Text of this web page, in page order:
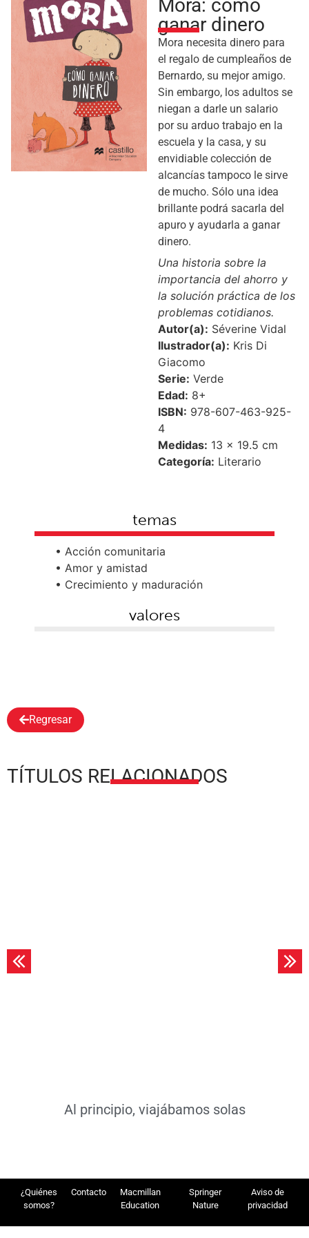
Mora: cómo
ganar dinero
Mora necesita dinero para
el regalo de cumpleaños de
Bernardo, su mejor amigo.
Sin embargo, los adultos se
niegan a darle un salario
por su arduo trabajo en la
escuela y la casa, y su
envidiable colección de
alcancías tampoco le sirve
de mucho. Sólo una idea
brillante podrá sacarla del
apuro y ayudarla a ganar
dinero.
Una historia sobre la
importancia del ahorro y
la solución práctica de los
problemas cotidianos.
Autor(a): Séverine Vidal
Ilustrador(a): Kris Di
Giacomo
Serie: Verde
Edad: 8+
ISBN: 978-607-463-925-
4
Medidas: 13 × 19.5 cm
Categoría: Literario
temas
valores
• Acción comunitaria
• Amor y amistad
• Crecimiento y maduración
Regresar
TÍTULOS RELACIONADOS
Al principio, viajábamos solas
¿Quiénes
somos?
Contacto
Macmillan
Education
Springer
Nature
Aviso de
privacidad